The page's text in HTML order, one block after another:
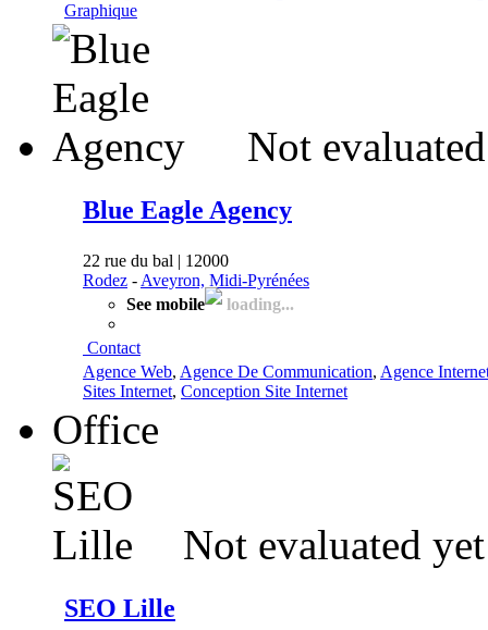
Graphique
Not
Blue Eagle Agency
22 rue du bal | 12000
Rodez - Aveyron, Midi-Pyrénées
See mobile
loading...
Contact
Agence Web, Agence De Communication, Agence
Sites Internet, Conception Site Internet
Office
Not evaluated yet
SEO Lille